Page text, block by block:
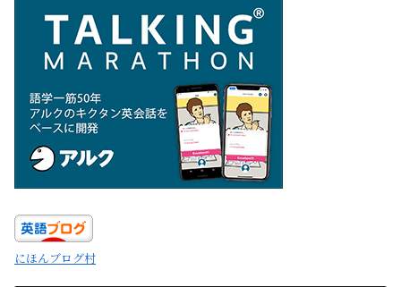
にほんブログ村